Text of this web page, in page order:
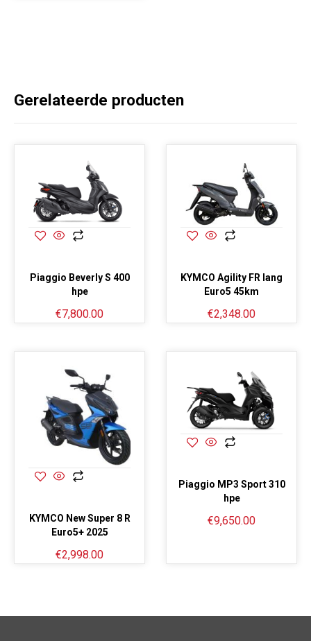
Gerelateerde producten
Piaggio Beverly S 400
hpe
€7,800.00
KYMCO Agility FR lang
Euro5 45km
€2,348.00
KYMCO New Super 8 R
Euro5+ 2025
€2,998.00
Piaggio MP3 Sport 310
hpe
€9,650.00